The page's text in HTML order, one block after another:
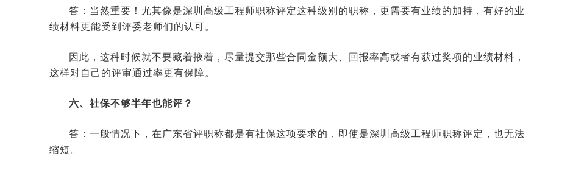
答：当然重要！尤其像是深圳高级工程师职称评定这种级别的职称，更需要有业绩的加持，有好的业
绩材料更能受到评委老师们的认可。
因此，这种时候就不要藏着掖着，尽量提交那些合同金额大、回报率高或者有获过奖项的业绩材料，
这样对自己的评审通过率更有保障。
六、社保不够半年也能评？
答：一般情况下，在广东省评职称都是有社保这项要求的，即使是深圳高级工程师职称评定，也无法
缩短。
2026-01-12 07:16:12 来源:空格职称